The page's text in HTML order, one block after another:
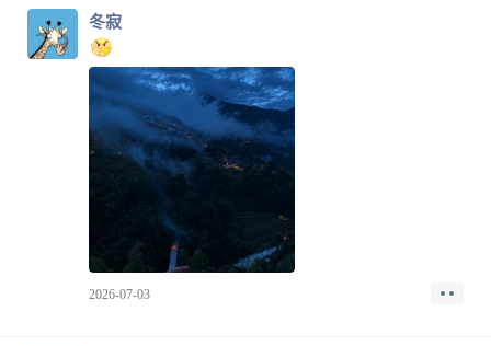
半年的时间，去了 30 多个地市帽子局。
然后，后来我还真把自己当专家了，到任何地方，人家
一说这是 XXX 来的专家，我也自然而然的很坦然了。
然后开篇第一句话就是说：“全国 300 多个地市的 XX
支队，林林总总也去了 100 大几十个了，就是见得东西
交流的东西稍微广一些，每个地方的业务也都有各自的
特色，也要跟在座的专家请教，咱们相互探讨。” 我的
潜台词就是：先定调，我见的东西比你们多，不要质疑
我。然后，毕竟人家是客户，也谦卑一些。
2020 到 2023 年，疫情三年，全国 300 多个地市，最后
还真的就去过了 100 大几十个，到地方交流，讲业务，
汇报等等。
然后，我凑，我还真就变成了业务专家了。各种系统用
的滚瓜烂熟，2023 年，给某省全省帽子的工作会上，我
1. 普洱茶：茶饼 + 茶叶，棕色系
2. 白茶：浅金米白茶芽
3. 红茶：橙红茶汤 + 茶叶
4. 黑茶：深棕茶砖 + 茶叶
5. 绿茶：绿色茶杯 + 嫩叶
6. 乌龙茶：青绿色茶叶 + 琥珀茶汤
7. 黄茶：金黄色茶杯 + 茶叶
8. 花茶：粉色花朵 + 茶杯
9. 再加工茶：循环箭头 + 茶叶
10. 茶具：茶壶 + 茶杯
输出要求：
冬寂
2026-07-03